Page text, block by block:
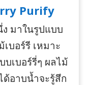
Purify
มาในรูปแบบ
บอร์รี เหมาะ
เบอร์รี่ๆ ผลไม้
อาบน้ำจะรู้สึก